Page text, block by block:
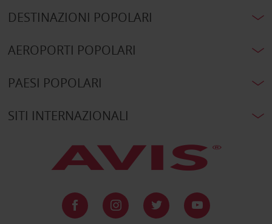
DESTINAZIONI POPOLARI
AEROPORTI POPOLARI
PAESI POPOLARI
SITI INTERNAZIONALI